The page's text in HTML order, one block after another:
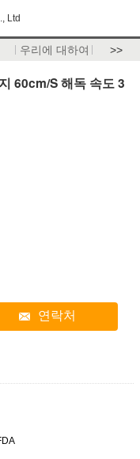
Ltd
우리에 대하여 >>
60cm/S 해독 속도 3
연락처